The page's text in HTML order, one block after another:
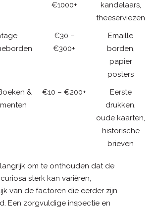
€1000+
kandelaars,
theeserviezen
€30 –
€300+
Emaille
borden,
papier
posters
&
€10 – €200+
Eerste
drukken,
oude kaarten,
historische
brieven
om te onthouden dat de
sterk kan variëren,
van de factoren die eerder zijn
Een zorgvuldige inspectie en